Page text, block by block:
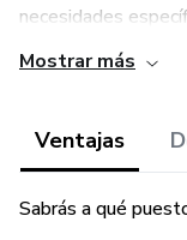
necesidades
Mostrar más
Ventajas
Sabrás a qué